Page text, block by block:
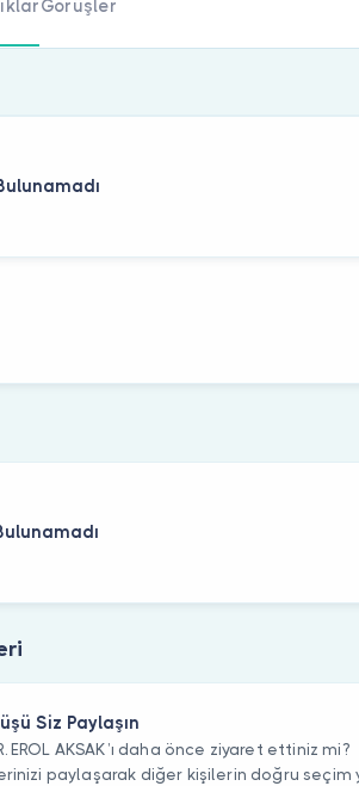
Görüşler
Siz Paylaşın
EROL AKSAK’ı daha önce ziyaret ettiniz mi?
paylaşarak diğer kişilerin doğru seçim